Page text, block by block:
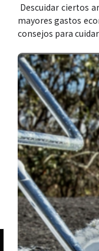
Descuidar ciertos
mayores gastos
consejos para